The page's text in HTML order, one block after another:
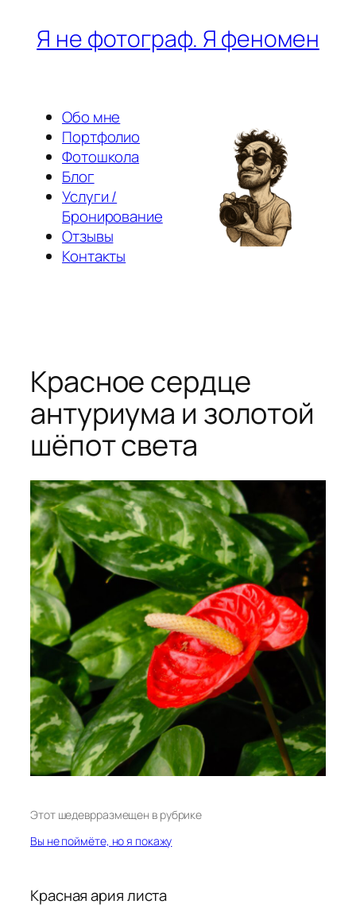
ПерейтиЯ не фотограф. Я феномен
Обо мне
Портфолио
Фотошкола
Блог
Услуги /
Бронирование
Отзывы
Контакты
Красное сердце
антуриума и золотой
шёпот света
Этот шедеврразмещен в рубрике
Вы не поймёте, но я покажу
Красная ария листа